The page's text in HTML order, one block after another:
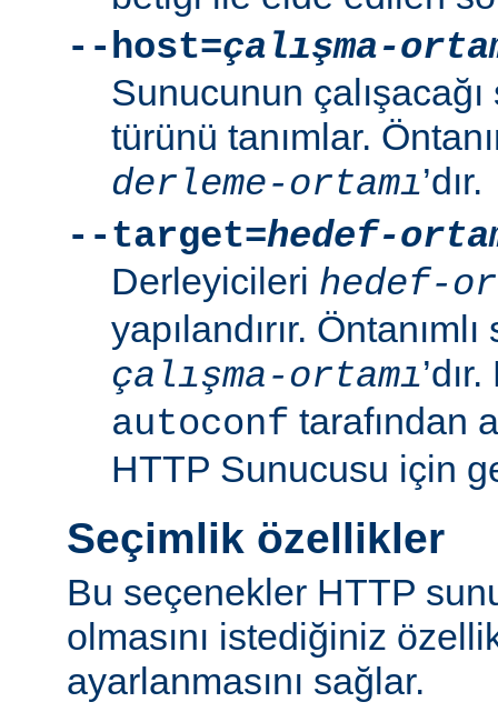
--host=çalışma-
Sunucunun
türünü tanımlar.
derleme-ortamı’dır.
--target=hedef-
Derleyicileri hedef-
yapılandırır.
çalışma-ortamı
autoconf tarafından
HTTP Sunucusu için
Seçimlik özellikler
Bu seçenekler HTTP
olmasını istediğiniz
ayarlanmasını sağlar.